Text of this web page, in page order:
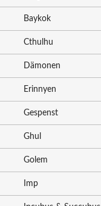
Baykok
Cthulhu
Dämonen
Erinnyen
Gespenst
Ghul
Golem
Imp